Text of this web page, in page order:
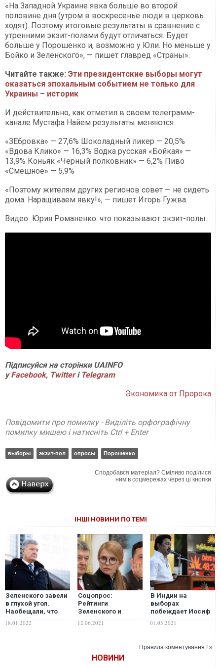
«На Западной Украине явка больше во второй
половине дня (утром в воскресенье люди в церковь
ходят). Поэтому итоговые результаты в сравнение с
утренними экзит-полами будут отличаться. Будет
больше у Порошенко и, возможно у Юли. Но меньше у
Бойко и Зеленского», — пишет главред «Страны».
Читайте также: Эти президентские выборы могут
оказаться эпохальным событием не только для
Украины – историк
И действительно, как отметил в своем телеграмм-
канале Мустафа Найем результаты меняются.
«ЗЕбровка» — 27,6% Шоколадный ликер — 20,5%
«Вдова Клико» — 16,3% Водка русская «Бойкая» —
13,9% Коньяк «Черный полковник» — 6,2% Пиво
«Смешное» — 5,9%
«Поэтому жителям других регионов совет — не сидеть
дома. Наращиваем явку!», — пишет Игорь Гужва.
Видео Юрия Романенко: что показывают экзит-полы.
Підписуйся на сторінки UAINFO
уFacebook, Twitter і Telegram
Экономика от Пророка
Повідомити про помилку - Виділіть орфографічну
помилку мишею і натисніть Ctrl + Enter
выборы экзит-пол опросы Порошенко
Сподобався матеріал? Сміливо поділися
ним в соцмережах через ці кнопки
ІНШІ НОВИНИ ПО ТЕМІ
Зеленского завели
в глухой угол.
Наобещали, что
Порох сбежит, что
испугается и не
18.01.2022
Соцопрос:
Рейтинги
Зеленского и
Тимошенко растут,
Порошенко –
12.06.2021
В Индии на
выборах
побеждает Иосиф
Сталин
01.05.2021
Правила коментування ! »
НОВИНИ